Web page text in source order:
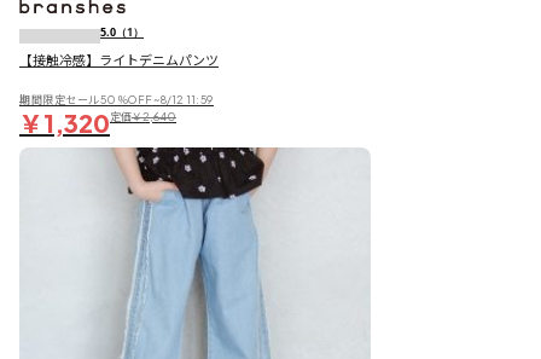
5.0 （1）
【接触冷感】ライトデニムパンツ
期間限定セール50％OFF~8/12 11:59
￥1,320定価￥2,640